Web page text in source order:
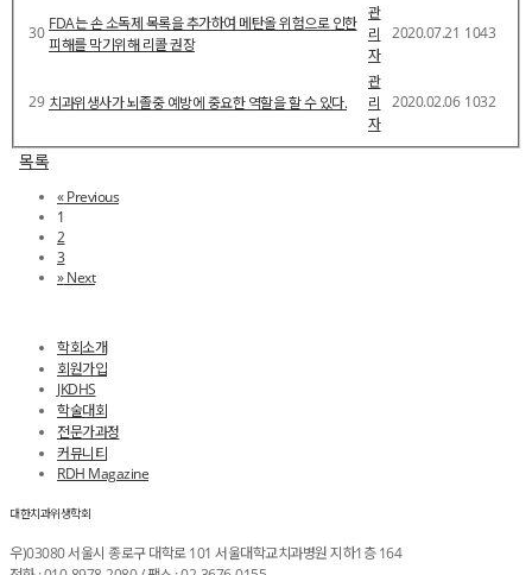
30 FDA는 손 소독제 목록을 추가하여 메탄올 위험으로 인한
피해를 막기위해 리콜 권장
관
리
자
2020.07.21 1043
29 치과위생사가 뇌졸중 예방에 중요한 역할을 할 수 있다.
관
리
자
2020.02.06 1032
목록
« Previous
1
2
3
» Next
학회소개
회원가입
JKDHS
학술대회
전문가과정
커뮤니티
RDH Magazine
대한치과위생학회
우)03080 서울시 종로구 대학로 101 서울대학교치과병원 지하1층 164